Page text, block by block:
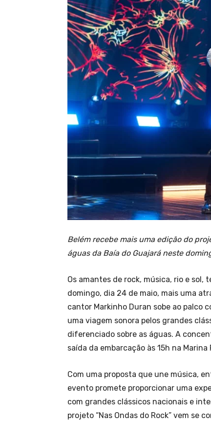
Belém recebe mais uma edição do
águas da Baía do Guajará neste
Os amantes de rock, música, rio e sol,
domingo, dia 24 de maio, mais uma
cantor Markinho Duran sobe ao palco
uma viagem sonora pelos grandes
diferenciado sobre as águas. A
saída da embarcação às 15h na Marina
Com uma proposta que une música,
evento promete proporcionar uma
com grandes clássicos nacionais e
projeto “Nas Ondas do Rock” vem se